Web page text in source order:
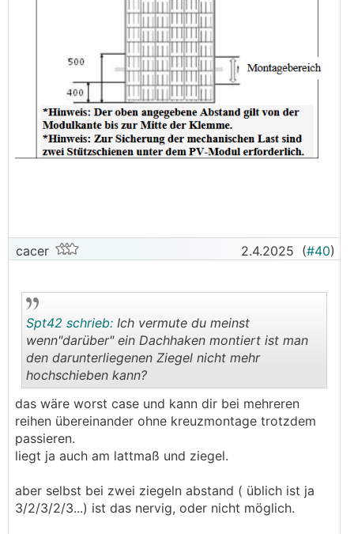
cacer 2.4.2025 (#40)
..
Spt42 schrieb: Ich vermute du meinst
wenn"darüber" ein Dachhaken montiert ist man
den darunterliegenen Ziegel nicht mehr
hochschieben kann?
das wäre worst case und kann dir bei mehreren
reihen übereinander ohne kreuzmontage trotzdem
passieren.
liegt ja auch am lattmaß und ziegel.
aber selbst bei zwei ziegeln abstand ( üblich ist ja
3/2/3/2/3...) ist das nervig, oder nicht möglich.